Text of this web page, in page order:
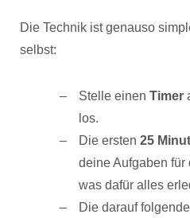
Die Technik ist genauso
selbst:
Stelle einen Timer
los.
Die ersten 25
deine Aufgaben für
was dafür alles
Die darauf folgende